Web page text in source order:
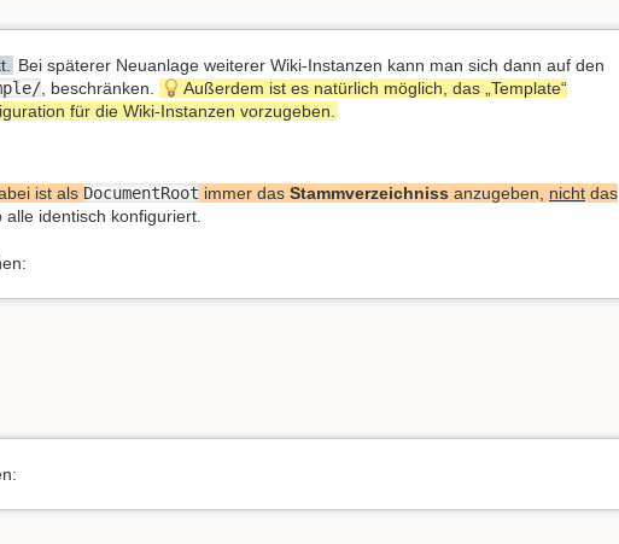
Bei späterer Neuanlage weiterer Wiki-Instanzen kann man sich dann auf den
, beschränken.
Außerdem ist es natürlich möglich, das „Template“
für die Wiki-Instanzen vorzugeben.
ist als DocumentRoot immer das Stammverzeichniss anzugeben, nicht das
alle identisch konfiguriert.